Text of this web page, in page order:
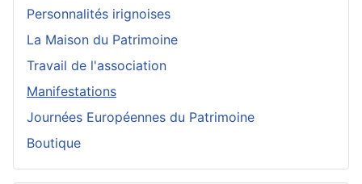
Personnalités irignoises
La Maison du Patrimoine
Travail de l'association
Manifestations
Journées Européennes du Patrimoine
Boutique